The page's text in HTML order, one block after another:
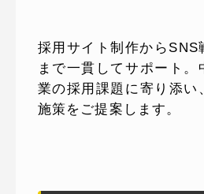
採用サイト制作からSNS
まで一貫してサポート。
業の採用課題に寄り添い
施策をご提案します。